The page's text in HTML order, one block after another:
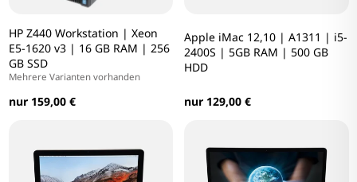
HP Z440 Workstation | Xeon
E5-1620 v3 | 16 GB RAM | 256
GB SSD
Mehrere Varianten vorhanden
nur 159,00 €
Apple iMac 12,10 | A1311 | i5-
2400S | 5GB RAM | 500 GB
HDD
nur 129,00 €